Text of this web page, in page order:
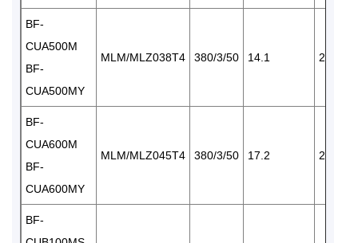
BF-
CUA500M
BF-
CUA500MY
MLM/MLZ038T4 380/3/50 14.1 2×3420
BF-
CUA600M
BF-
CUA600MY
MLM/MLZ045T4 380/3/50 17.2 2×3420
BF-